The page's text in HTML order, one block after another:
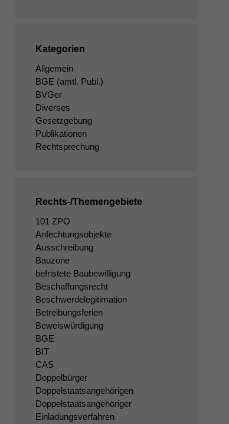
Kategorien
Allgemein
BGE (amtl. Publ.)
BVGer
Diverses
Gesetzgebung
Publikationen
Rechtsprechung
Rechts-/Themengebiete
101 ZPO
Anfechtungsobjekte
Ausschreibung
Bauzone
befristete Baubewilligung
Beschaffungsrecht
Beschwerdelegitimation
Betreibungsferien
Beweiswürdigung
BGE
BIT
CAS
Doppelbürger
Doppelstaatsangehörigen
Doppelstaatsangehöriger
Einladungsverfahren